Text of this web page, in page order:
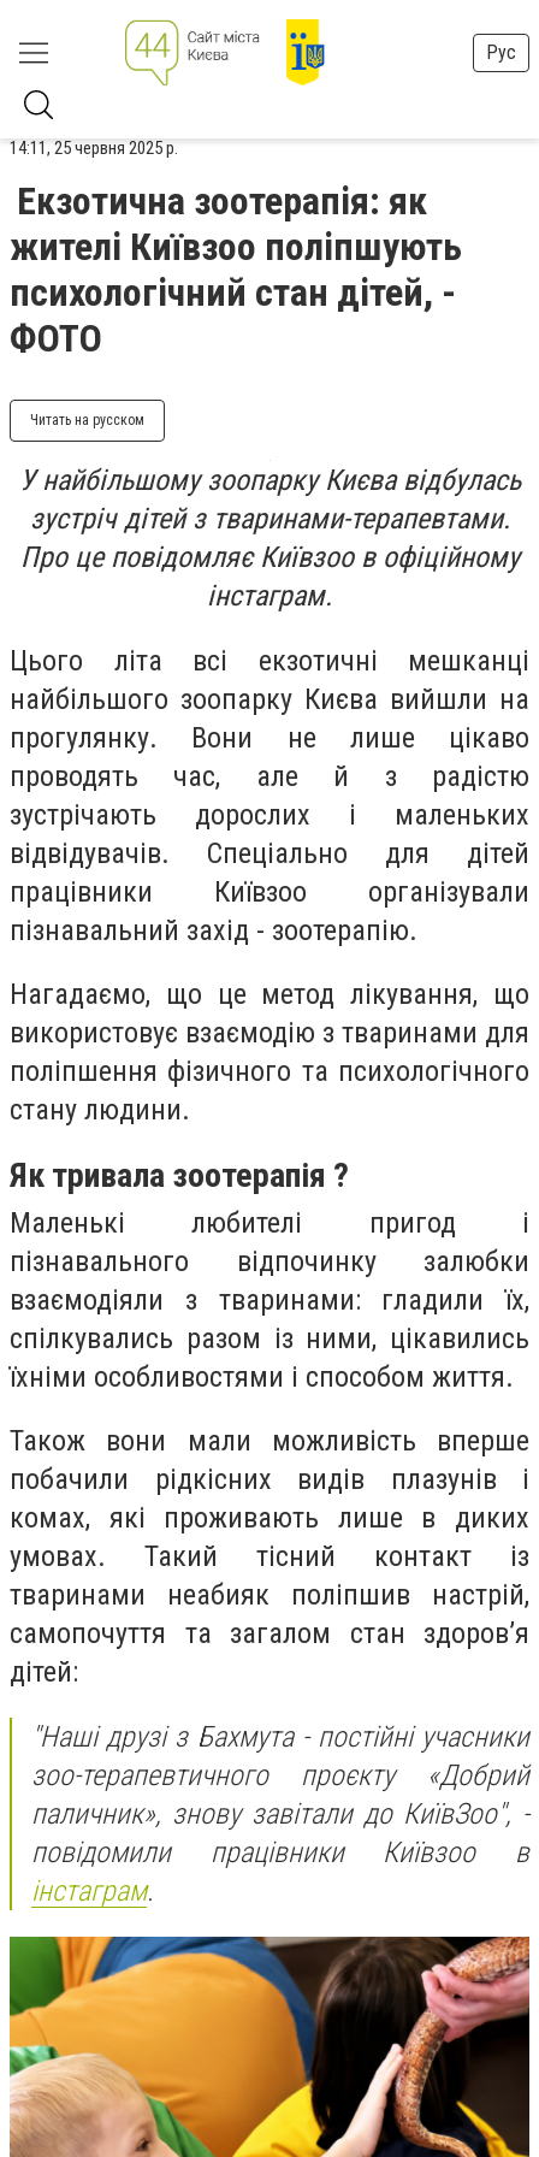
Рус
14:11, 25 червня 2025 р.
Екзотична зоотерапія: як
жителі Київзоо поліпшують
психологічний стан дітей, -
ФОТО
Читать на русском
У найбільшому зоопарку Києва відбулась
зустріч дітей з тваринами-терапевтами.
Про це повідомляє Київзоо в офіційному
інстаграм.
Цього літа всі екзотичні мешканці
найбільшого зоопарку Києва вийшли на
прогулянку. Вони не лише цікаво
проводять час, але й з радістю
зустрічають дорослих і маленьких
відвідувачів. Спеціально для дітей
працівники Київзоо організували
пізнавальний захід - зоотерапію.
Нагадаємо, що це метод лікування, що
використовує взаємодію з тваринами для
поліпшення фізичного та психологічного
стану людини.
Як тривала зоотерапія ?
Маленькі любителі пригод і
пізнавального відпочинку залюбки
взаємодіяли з тваринами: гладили їх,
спілкувались разом із ними, цікавились
їхніми особливостями і способом життя.
Також вони мали можливість вперше
побачили рідкісних видів плазунів і
комах, які проживають лише в диких
умовах. Такий тісний контакт із
тваринами неабияк поліпшив настрій,
самопочуття та загалом стан здоров’я
дітей:
"Наші друзі з Бахмута - постійні учасники
зоо-терапевтичного проєкту «Добрий
паличник», знову завітали до КиївЗоо", -
повідомили працівники Київзоо в
інстаграм.